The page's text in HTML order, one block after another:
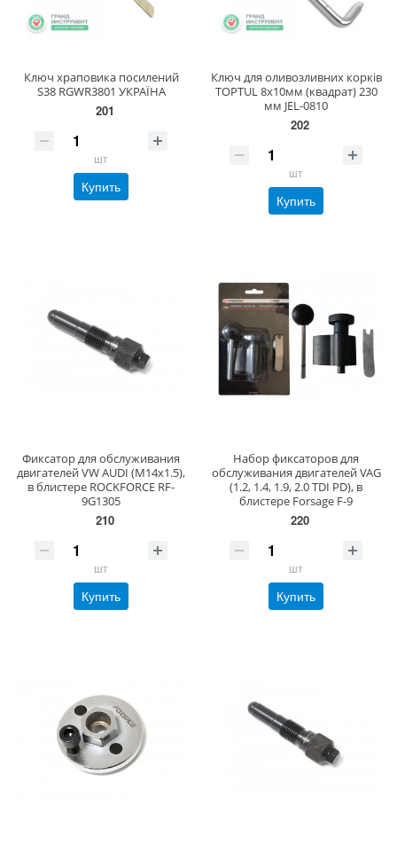
Ключ храповика посилений
S38 RGWR3801 УКРАЇНА
201
шт
Купить
Ключ для оливозливних корків
TOPTUL 8х10мм (квадрат) 230
мм JEL-0810
202
шт
Купить
Фиксатор для обслуживания
двигателей VW AUDI (M14х1.5),
в блистере ROCKFORCE RF-
9G1305
210
шт
Купить
Набор фиксаторов для
обслуживания двигателей VAG
(1.2, 1.4, 1.9, 2.0 TDI PD), в
блистере Forsage F-9
220
шт
Купить